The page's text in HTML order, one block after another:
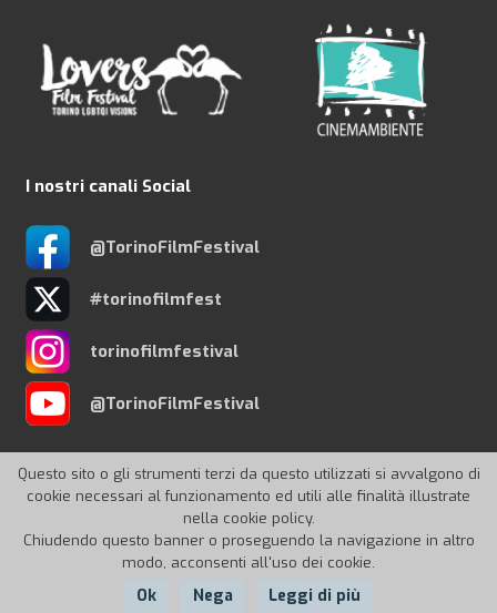
I nostri canali Social
@TorinoFilmFestival
#torinofilmfest
torinofilmfestival
@TorinoFilmFestival
© 2026 Torino Film Festival
Questo sito o gli strumenti terzi da questo utilizzati si avvalgono di
cookie necessari al funzionamento ed utili alle finalità illustrate
nella cookie policy.
Chiudendo questo banner o proseguendo la navigazione in altro
modo, acconsenti all'uso dei cookie.
Ok Nega Leggi di più